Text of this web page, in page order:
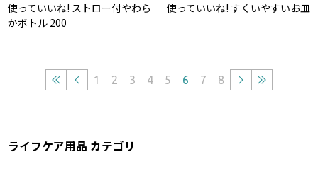
使っていいね! ストロー付やわら
かボトル 200
使っていいね! すくいやすいお皿
1 2 3 4 5 6 7 8
ライフケア用品 カテゴリ